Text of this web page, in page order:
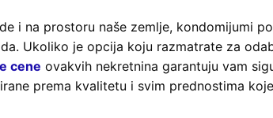
i na prostoru naše zemlje, kondomijumi
Ukoliko je opcija koju razmatrate za
cene ovakvih nekretnina garantuju vam
prema kvalitetu i svim prednostima